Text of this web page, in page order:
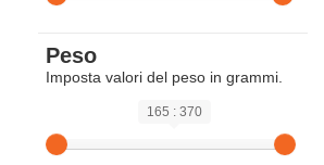
Peso
Imposta valori del peso in grammi.
165 : 370